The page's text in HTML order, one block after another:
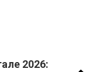
2026: